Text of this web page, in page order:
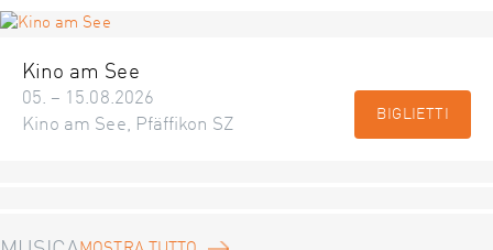
Kino am See
05. – 15.08.2026
Kino am See, Pfäffikon SZ
BIGLIETTI